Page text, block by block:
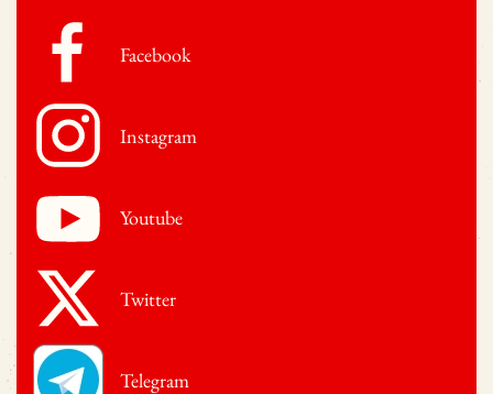
Facebook
Instagram
Youtube
Twitter
Telegram